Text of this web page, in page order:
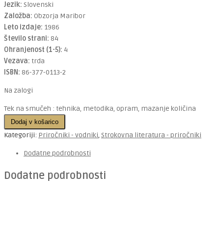
Jezik: Slovenski
Založba: Obzorja Maribor
Leto izdaje: 1986
Število strani: 84
Ohranjenost (1-5): 4
Vezava: trda
ISBN: 86-377-0113-2
Na zalogi
Tek na smučeh : tehnika, metodika, opram, mazanje količina
Dodaj v košarico
Kategoriji: Priročniki - vodniki, Strokovna literatura - priročniki
Dodatne podrobnosti
Dodatne podrobnosti